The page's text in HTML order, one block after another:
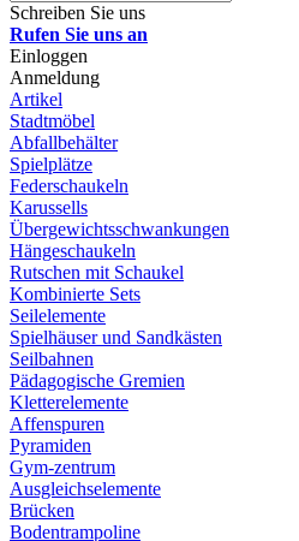
Schreiben Sie uns
Rufen Sie uns an
Einloggen
Anmeldung
Artikel
Stadtmöbel
Abfallbehälter
Spielplätze
Federschaukeln
Karussells
Übergewichtsschwankungen
Hängeschaukeln
Rutschen mit Schaukel
Kombinierte Sets
Seilelemente
Spielhäuser und Sandkästen
Seilbahnen
Pädagogische Gremien
Kletterelemente
Affenspuren
Pyramiden
Gym-zentrum
Ausgleichselemente
Brücken
Bodentrampoline